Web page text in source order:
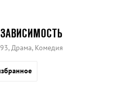
Драма, Комедия